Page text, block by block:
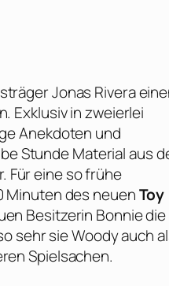
Jonas Rivera
Exklusiv in zweierlei
Anekdoten und
Stunde Material aus
Für eine so frühe
Minuten des neuenToy
Besitzerin Bonnie die
sehr sie Woody auch
Spielsachen.